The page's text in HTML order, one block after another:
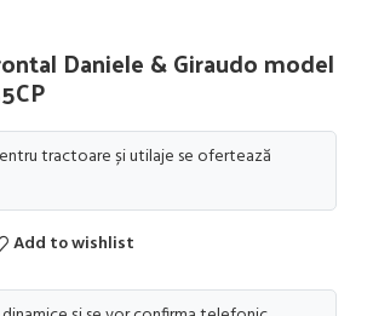
Daniele & Giraudo model
tractoare și utilaje se ofertează
Add to wishlist